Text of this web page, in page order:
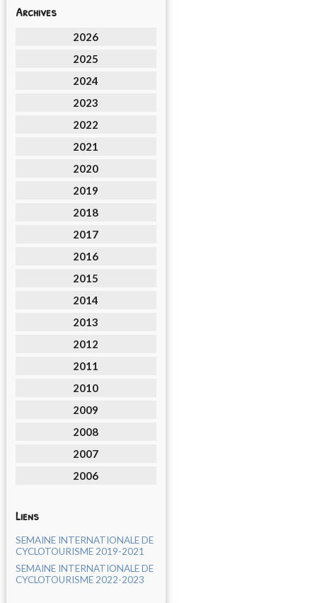
Archives
2026
2025
2024
2023
2022
2021
2020
2019
2018
2017
2016
2015
2014
2013
2012
2011
2010
2009
2008
2007
2006
Liens
SEMAINE INTERNATIONALE DE
CYCLOTOURISME 2019-2021
SEMAINE INTERNATIONALE DE
CYCLOTOURISME 2022-2023